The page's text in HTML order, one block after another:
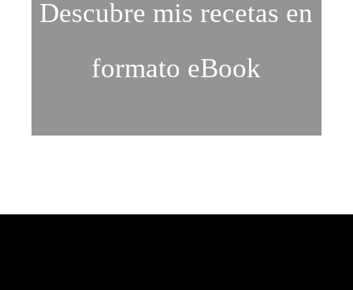
Descubre mis recetas en
formato eBook